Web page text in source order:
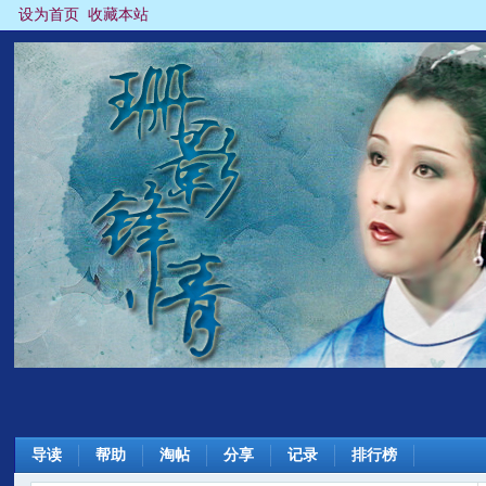
设为首页 收藏本站
导读 帮助 淘帖 分享 记录 排行榜